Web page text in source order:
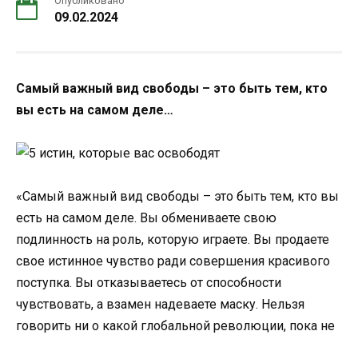
09.02.2024
Самый важный вид свободы – это быть тем, кто
вы есть на самом деле…
«Самый важный вид свободы – это быть тем, кто вы
есть на самом деле. Вы обмениваете свою
подлинность на роль, которую играете. Вы продаете
свое истинное чувство ради совершения красивого
поступка. Вы отказываетесь от способности
чувствовать, а взамен надеваете маску. Нельзя
говорить ни о какой глобальной революции, пока не